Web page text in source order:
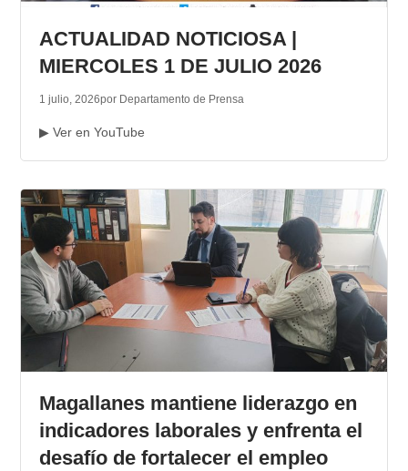
ACTUALIDAD NOTICIOSA |
MIERCOLES 1 DE JULIO 2026
1 julio, 2026por Departamento de Prensa
▶ Ver en YouTube
Magallanes mantiene liderazgo en
indicadores laborales y enfrenta el
desafío de fortalecer el empleo